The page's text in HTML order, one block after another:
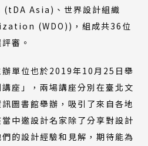
Asia)、世界設計組織
(WDO))，組成共36位
審。
單位也於2019年10月25日舉
座」，兩場講座分別在臺北文
圖書館舉辦，吸引了來自各地
中邀設計名家除了分享對設計
的設計經驗和見解，期待能為